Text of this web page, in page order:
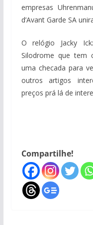
empresas
d’Avant Garde SA
O relógio Jacky
Silodrome que tem
uma checada para
outros artigos
preços prá lá de
Compartilhe!